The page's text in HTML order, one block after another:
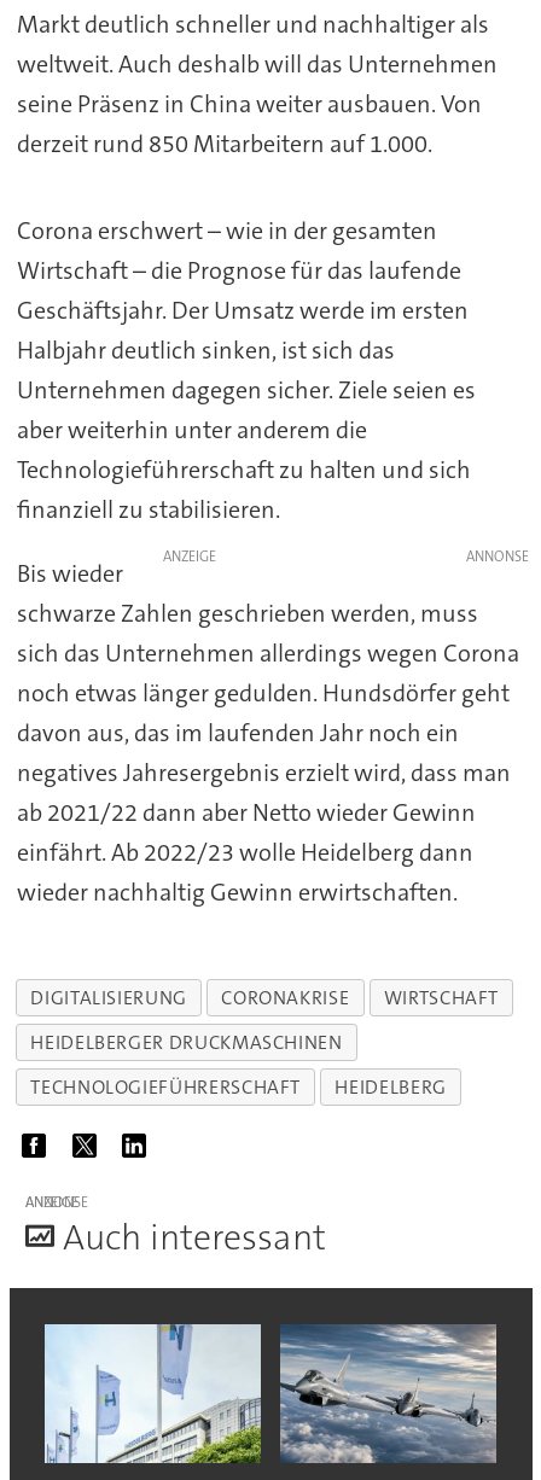
Markt deutlich schneller und nachhaltiger als
weltweit. Auch deshalb will das Unternehmen
seine Präsenz in China weiter ausbauen. Von
derzeit rund 850 Mitarbeitern auf 1.000.
Corona erschwert – wie in der gesamten
Wirtschaft – die Prognose für das laufende
Geschäftsjahr. Der Umsatz werde im ersten
Halbjahr deutlich sinken, ist sich das
Unternehmen dagegen sicher. Ziele seien es
aber weiterhin unter anderem die
Technologieführerschaft zu halten und sich
finanziell zu stabilisieren.
ANZEIGE
Bis wieder
schwarze Zahlen geschrieben werden, muss
sich das Unternehmen allerdings wegen Corona
noch etwas länger gedulden. Hundsdörfer geht
davon aus, das im laufenden Jahr noch ein
negatives Jahresergebnis erzielt wird, dass man
ab 2021/22 dann aber Netto wieder Gewinn
einfährt. Ab 2022/23 wolle Heidelberg dann
wieder nachhaltig Gewinn erwirtschaften.
DIGITALISIERUNG CORONAKRISE
WIRTSCHAFT
HEIDELBERGER DRUCKMASCHINEN
TECHNOLOGIEFÜHRERSCHAFT
HEIDELBERG
ANZEIGE
Auch interessant